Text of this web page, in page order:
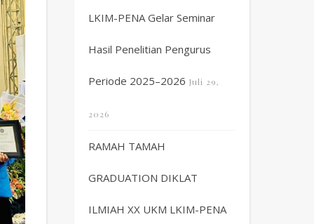
LKIM-PENA Gelar Seminar
Hasil Penelitian Pengurus
Periode 2025–2026 Juli 29,
2026
RAMAH TAMAH
GRADUATION DIKLAT
ILMIAH XX UKM LKIM-PENA